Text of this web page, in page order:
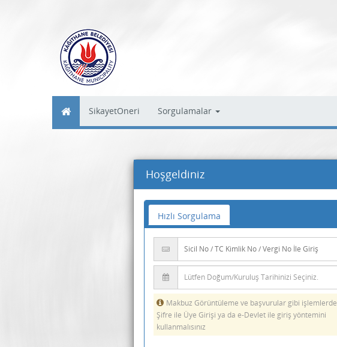
SikayetOneri Sorgulamalar
Hoşgeldiniz
Hızlı Sorgulama
Makbuz Görüntüleme ve başvurular gibi işlemlerde
Şifre ile Üye Girişi ya da e-Devlet ile giriş yöntemini
kullanmalısınız